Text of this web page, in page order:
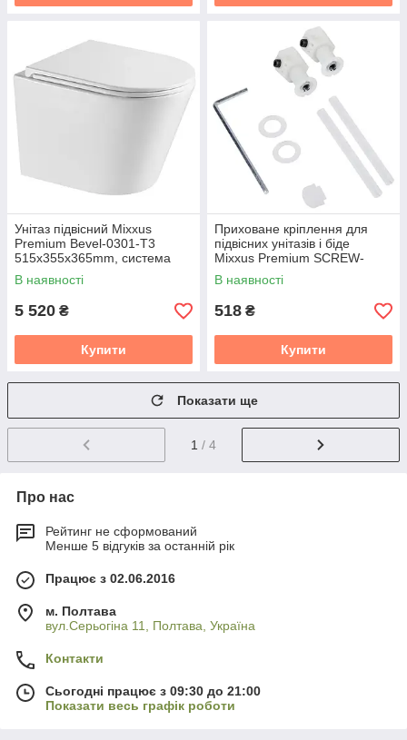
Унітаз підвісний Mixxus
Premium Bevel-0301-T3
515x355x365mm, система
змиву Tornado 3.0 (MP6472)
В наявності
5 520 ₴
Купити
Приховане кріплення для
підвісних унітазів і біде
Mixxus Premium SCREW-
1902 (MP6608)
В наявності
518 ₴
Купити
Показати ще
1 / 4
Про нас
Рейтинг не сформований
Менше 5 відгуків за останній рік
Працює з 02.06.2016
м. Полтава
вул.Серьогіна 11, Полтава, Україна
Контакти
Сьогодні працює з 09:30 до 21:00
Показати весь графік роботи